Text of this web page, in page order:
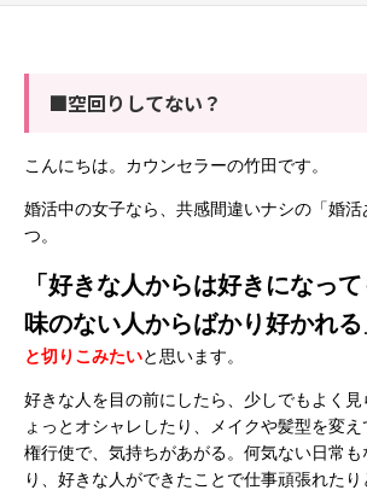
■空回りしてない？
こんにちは。カウンセラーの竹田です。
婚活中の女子なら、共感間違いナシの「婚活
つ。
「好きな人からは好きになっ
味のない人からばかり好かれ
と切りこみたいと思います。
好きな人を目の前にしたら、少しでもよく
ょっとオシャレしたり、メイクや髪型を変
権行使で、気持ちがあがる。何気ない日常
り、好きな人ができたことで仕事頑張れた